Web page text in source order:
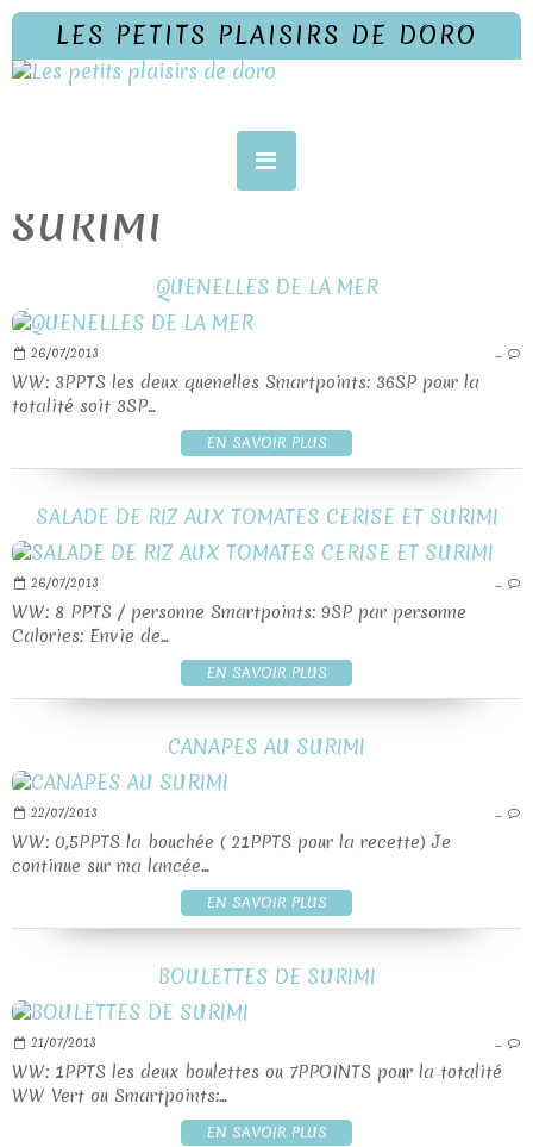
LES PETITS PLAISIRS DE DORO
SURIMI
QUENELLES DE LA MER
26/07/2013 …
WW: 3PPTS les deux quenelles Smartpoints: 36SP pour la
totalité soit 3SP...
EN SAVOIR PLUS
SALADE DE RIZ AUX TOMATES CERISE ET SURIMI
26/07/2013 …
WW: 8 PPTS / personne Smartpoints: 9SP par personne
Calories: Envie de...
EN SAVOIR PLUS
CANAPES AU SURIMI
22/07/2013 …
WW: 0,5PPTS la bouchée ( 21PPTS pour la recette) Je
continue sur ma lancée...
EN SAVOIR PLUS
BOULETTES DE SURIMI
21/07/2013 …
WW: 1PPTS les deux boulettes ou 7PPOINTS pour la totalité
WW Vert ou Smartpoints:...
EN SAVOIR PLUS